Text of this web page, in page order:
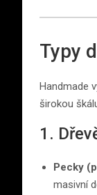
Typy
Handmade
širokou
1.
Pecky
masivní